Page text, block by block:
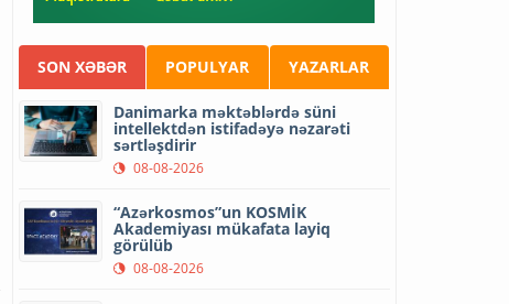
SON XƏBƏR POPULYAR YAZARLAR
Danimarka məktəblərdə süni
intellektdən istifadəyə nəzarəti
sərtləşdirir
08-08-2026
“Azərkosmos”un KOSMİK
Akademiyası mükafata layiq
görülüb
08-08-2026